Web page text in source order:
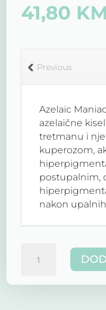
41,80 KM
Previous
Azelaic
azelaične
tretmanu i
kuperozom,
postupalnim,
nakon
primjene ima
djelovanjima:
MANIAC